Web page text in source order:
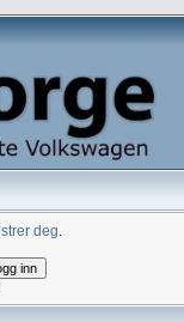
deg